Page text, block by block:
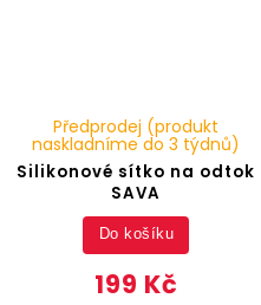
Silikonové sítko na odtok
SAVA
Předprodej (produkt
naskladníme do 3 týdnů)
199 Kč
Do košíku